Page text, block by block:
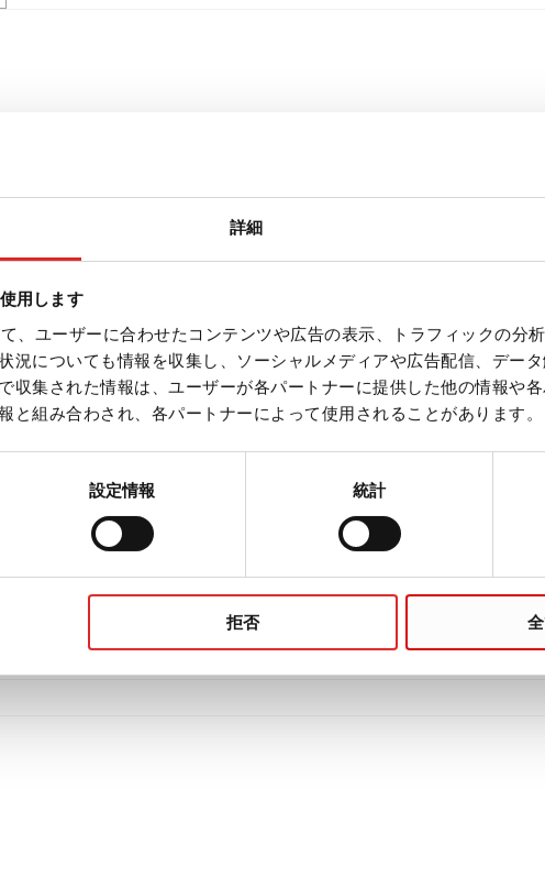
詳細
用します
、ユーザーに合わせたコンテンツや広告の表示、トラフィックの分
況についても情報を収集し、ソーシャルメディアや広告配信、デー
収集された情報は、ユーザーが各パートナーに提供した他の情報や
と組み合わされ、各パートナーによって使用されることがあります。
設定情報 統計
拒否